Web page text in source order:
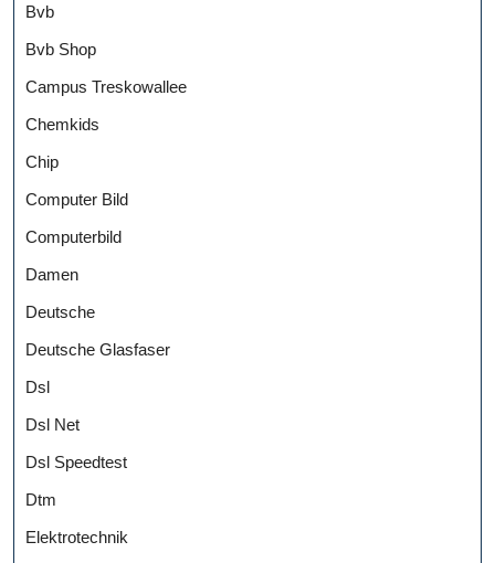
Bvb
Bvb Shop
Campus Treskowallee
Chemkids
Chip
Computer Bild
Computerbild
Damen
Deutsche
Deutsche Glasfaser
Dsl
Dsl Net
Dsl Speedtest
Dtm
Elektrotechnik